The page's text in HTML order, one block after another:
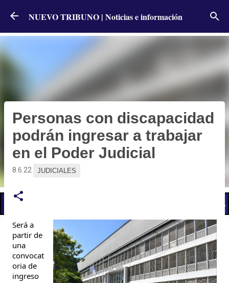
Ir al contenido principal
NUEVO TRIBUNO | Noticias e información
📢 LO ÚLTIMO
Personas con discapacidad
podrán ingresar a trabajar
en el Poder Judicial
8.6.22 JUDICIALES
Será a
partir de
una
convocat
oria de
ingreso